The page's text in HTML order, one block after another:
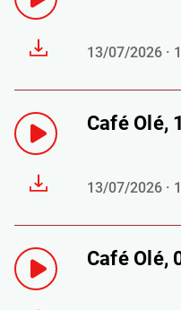
13/07/2026 ·
Café Olé,
13/07/2026 ·
Café Olé,